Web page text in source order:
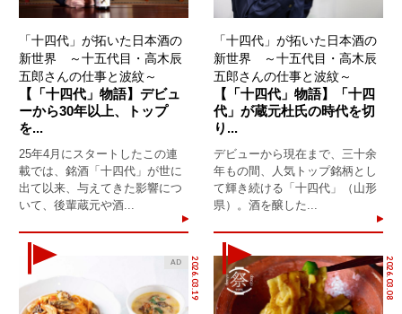
「十四代」が拓いた日本酒の
新世界 ～十五代目・高木辰
五郎さんの仕事と波紋～
【「十四代」物語】デビュ
ーから30年以上、トップ
を...
25年4月にスタートしたこの連
載では、銘酒「十四代」が世に
出て以来、与えてきた影響につ
いて、後輩蔵元や酒...
「十四代」が拓いた日本酒の
新世界 ～十五代目・高木辰
五郎さんの仕事と波紋～
【「十四代」物語】「十四
代」が蔵元杜氏の時代を切
り...
デビューから現在まで、三十余
年もの間、人気トップ銘柄とし
て輝き続ける「十四代」（山形
県）。酒を醸した...
2026.03.19
AD 2026.03.08